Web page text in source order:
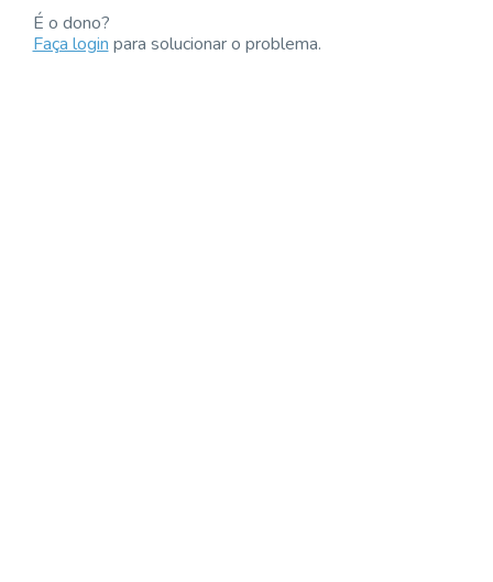
É o dono?
Faça loginpara solucionar o problema.